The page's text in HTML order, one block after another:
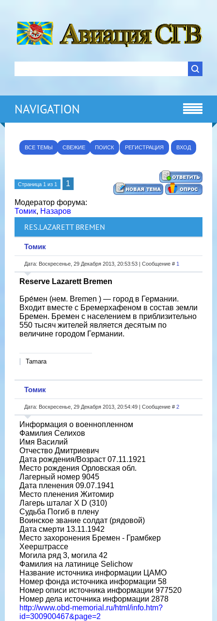
NAVIGATION
ВСЕ ТЕМЫ СВЕЖИЕ ПОИСК РЕГИСТРАЦИЯ ВХОД
Страница 1 из 1 1
Модератор форума:
Томик, Назаров
RES.LAZARETT BREMEN
Томик
Дата: Воскресенье, 29 Декабря 2013, 20:53:53 | Сообщение # 1
Reserve Lazarett Bremen
Бре́мен (нем. Bremen ) — город в Германии.
Входит вместе с Бремерхафеном в состав земли
Бремен. Бремен с населением в приблизительно
550 тысяч жителей является десятым по
величине городом Германии.
Tamara
Томик
Дата: Воскресенье, 29 Декабря 2013, 20:54:49 | Сообщение # 2
Информация о военнопленном
Фамилия Селихов
Имя Василий
Отчество Дмитриевич
Дата рождения/Возраст 07.11.1921
Место рождения Орловская обл.
Лагерный номер 9045
Дата пленения 09.07.1941
Место пленения Житомир
Лагерь шталаг X D (310)
Судьба Погиб в плену
Воинское звание солдат (рядовой)
Дата смерти 13.11.1942
Место захоронения Бремен - Грамбкер
Хеерштрассе
Могила ряд 3, могила 42
Фамилия на латинице Selichow
Название источника информации ЦАМО
Номер фонда источника информации 58
Номер описи источника информации 977520
Номер дела источника информации 2878
http://www.obd-memorial.ru/html/info.htm?
id=300900467&page=2